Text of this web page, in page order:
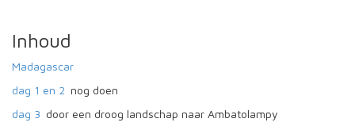
Inhoud
Madagascar
dag 1 en 2 nog doen
dag 3 door een droog landschap naar Ambatolampy